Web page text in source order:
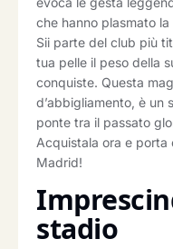
che hanno plasmato
Sii parte del club più
tua pelle il peso della
conquiste. Questa
d’abbigliamento, è un
ponte tra il passato
Acquistala ora e porta
Madrid!
stadio